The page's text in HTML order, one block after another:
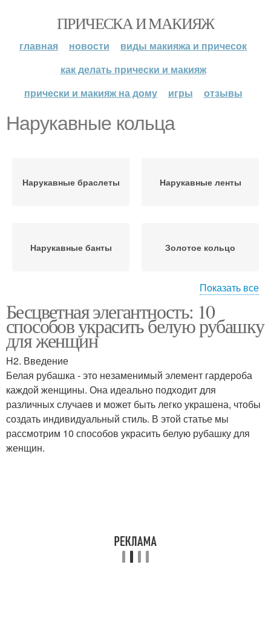
ПРИЧЕСКА И МАКИЯЖ
главная новости
виды макияжа и причесок
как делать прически и макияж
прически и макияж на дому
игры отзывы
Нарукавные кольца
Нарукавные браслеты Нарукавные ленты
Нарукавные банты Золотое кольцо
Кольцо в форме Кольцо с изумрудами
Показать все
Бесцветная элегантность: 10
способов украсить белую рубашку
для женщин
H2. Введение
Белая рубашка - это незаменимый элемент гардероба
каждой женщины. Она идеально подходит для
различных случаев и может быть легко украшена, чтобы
создать индивидуальный стиль. В этой статье мы
рассмотрим 10 способов украсить белую рубашку для
женщин.